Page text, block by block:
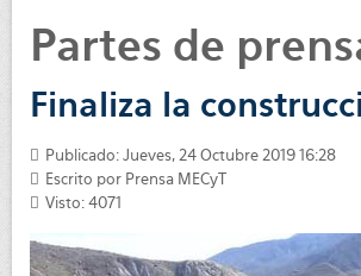
Partes de
Finaliza la
Publicado: Jueves, 24 Octubre 2019 16:28
Escrito por Prensa MECyT
Visto: 4071